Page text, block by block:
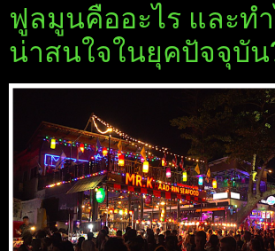
ฟูลมูนคืออะไร และท
น่าสนใจในยุคปัจจุบัน